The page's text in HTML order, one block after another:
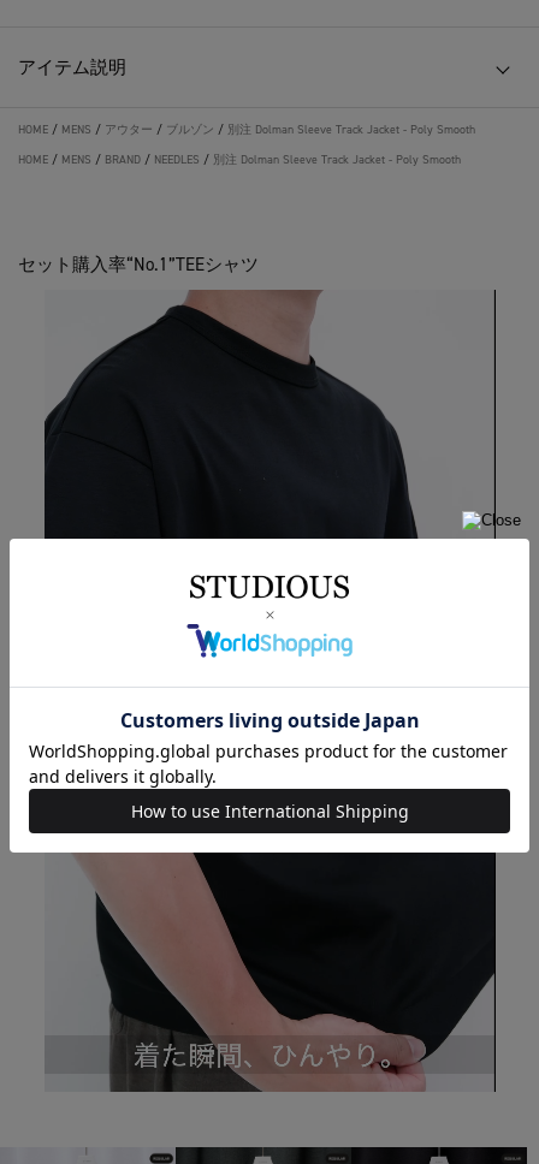
アイテム説明
HOME / MENS / アウター / ブルゾン / 別注 Dolman Sleeve Track Jacket - Poly Smooth
HOME / MENS / BRAND / NEEDLES / 別注 Dolman Sleeve Track Jacket - Poly Smooth
セット購入率“No.1”TEEシャツ